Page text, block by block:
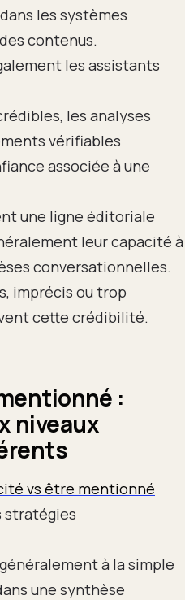
les systèmes
contenus.
les assistants
les analyses
vérifiables
associée à une
une ligne éditoriale
leur capacité à
conversationnelles.
imprécis ou trop
cette crédibilité.
:
niveaux
vs être mentionné
stratégies
à la simple
une synthèse